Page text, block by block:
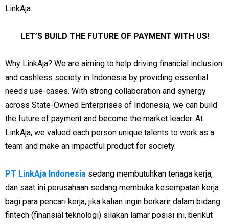
LinkAja.
LET’S BUILD THE FUTURE OF PAYMENT WITH US!
Why LinkAja? We are aiming to help driving financial inclusion
and cashless society in Indonesia by providing essential
needs use-cases. With strong collaboration and synergy
across State-Owned Enterprises of Indonesia, we can build
the future of payment and become the market leader. At
LinkAja, we valued each person unique talents to work as a
team and make an impactful product for society.
PT LinkAja Indonesia sedang membutuhkan tenaga kerja,
dan saat ini perusahaan sedang membuka kesempatan kerja
bagi para pencari kerja, jika kalian ingin berkarir dalam bidang
fintech (finansial teknologi) silakan lamar posisi ini, berikut